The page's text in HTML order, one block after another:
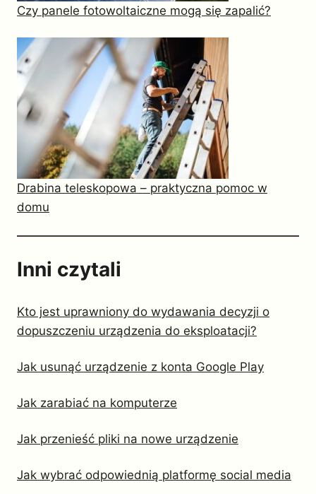
Czy panele fotowoltaiczne mogą się zapalić?
Drabina teleskopowa – praktyczna pomoc w
domu
Inni czytali
Kto jest uprawniony do wydawania decyzji o
dopuszczeniu urządzenia do eksploatacji?
Jak usunąć urządzenie z konta Google Play
Jak zarabiać na komputerze
Jak przenieść pliki na nowe urządzenie
Jak wybrać odpowiednią platformę social media